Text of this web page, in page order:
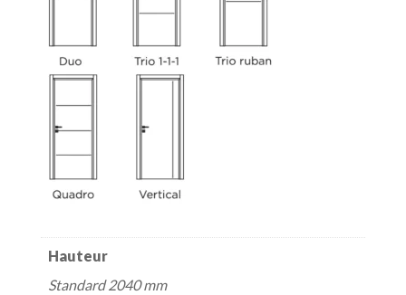
Hauteur
Standard 2040 mm